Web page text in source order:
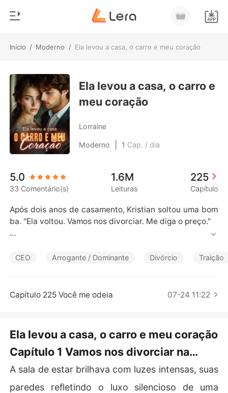
Início / Moderno / Ela levou a casa, o carro e meu coração
Loja
Histórico
Sair
Baixar App
Gênero
Moderno
Lobisomem
Contos
Bilionários
Ela levou a casa, o carro e
meu coração
Lorraine
Moderno 1 Cap. / dia
5.0
33 Comentário(s)
1.6M
Leituras
225
Capítulo
Após dois anos de casamento, Kristian soltou uma bom
ba. "Ela voltou. Vamos nos divorciar. Me diga o preço."
e queria.
"Sem problemas."
"E metade do dinheiro que ganhamos juntos."
CEO Arrogante / Dominante Divórcio Traição
Capítulo 225 Você me odeia 07-24 11:22
Ela levou a casa, o carro e meu coração
Capítulo 1 Vamos nos divorciar na
segunda-feira
A sala de estar brilhava com luzes intensas, suas
paredes refletindo o luxo silencioso de uma